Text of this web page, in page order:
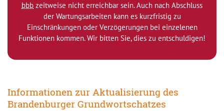
bbb zeitweise nicht erreichbar sein. Auch nach Abschluss
der Wartungsarbeiten kann es kurzfristig zu
Einschränkungen oder Verzögerungen bei einzelenen
Funktionen kommen. Wir bitten Sie, dies zu entschuldigen!
Informationen zur Aktualisierung des
Brandenburger Grundwortschatzes